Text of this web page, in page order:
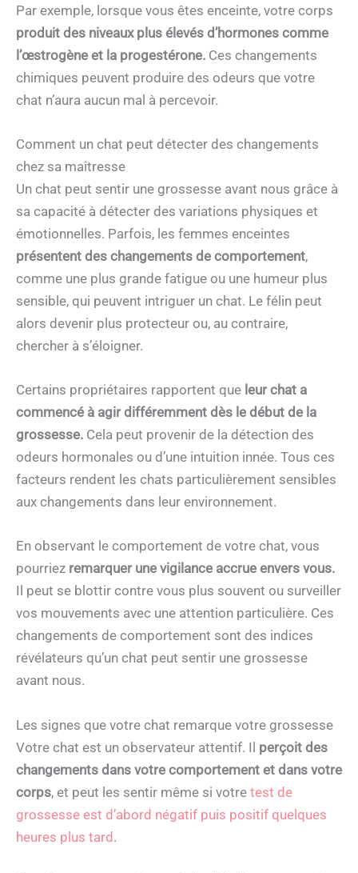
Par exemple, lorsque vous êtes enceinte, votre corps
produit des niveaux plus élevés d’hormones comme
l’œstrogène et la progestérone. Ces changements
chimiques peuvent produire des odeurs que votre
chat n’aura aucun mal à percevoir.
Comment un chat peut détecter des changements
chez sa maîtresse
Un chat peut sentir une grossesse avant nous grâce à
sa capacité à détecter des variations physiques et
émotionnelles. Parfois, les femmes enceintes
présentent des changements de comportement,
comme une plus grande fatigue ou une humeur plus
sensible, qui peuvent intriguer un chat. Le félin peut
alors devenir plus protecteur ou, au contraire,
chercher à s’éloigner.
Certains propriétaires rapportent que leur chat a
commencé à agir différemment dès le début de la
grossesse. Cela peut provenir de la détection des
odeurs hormonales ou d’une intuition innée. Tous ces
facteurs rendent les chats particulièrement sensibles
aux changements dans leur environnement.
En observant le comportement de votre chat, vous
pourriez remarquer une vigilance accrue envers vous.
Il peut se blottir contre vous plus souvent ou surveiller
vos mouvements avec une attention particulière. Ces
changements de comportement sont des indices
révélateurs qu’un chat peut sentir une grossesse
avant nous.
Les signes que votre chat remarque votre grossesse
Votre chat est un observateur attentif. Il perçoit des
changements dans votre comportement et dans votre
corps, et peut les sentir même si votre test de
grossesse est d’abord négatif puis positif quelques
heures plus tard.